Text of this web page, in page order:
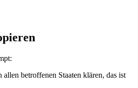
betroffenen Staaten klären, das ist